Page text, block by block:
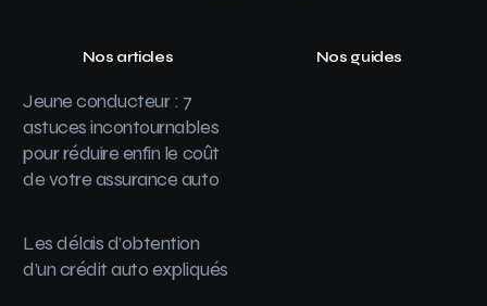
Nos articles
Jeune conducteur : 7
astuces incontournables
pour réduire enfin le coût
de votre assurance auto
Les délais d’obtention
d’un crédit auto expliqués
Nos guides